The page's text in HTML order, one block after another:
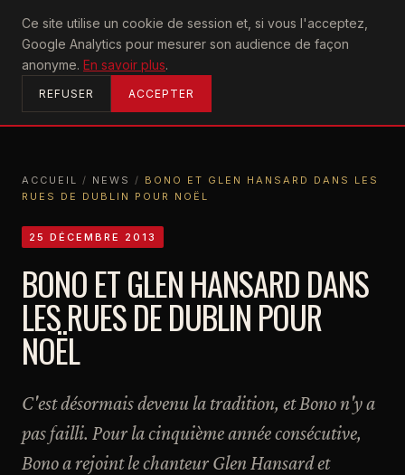
Ce site utilise un cookie de session et, si vous l'acceptez,
Google Analytics pour mesurer son audience de façon
anonyme. En savoir plus.
REFUSER ACCEPTER
U2achtung
ACCUEIL
ACCUEIL / NEWS / BONO ET GLEN HANSARD DANS LES
RUES DE DUBLIN POUR NOËL
25 DÉCEMBRE 2013
BONO ET GLEN HANSARD DANS
LES RUES DE DUBLIN POUR
NOËL
C'est désormais devenu la tradition, et Bono n'y a
pas failli. Pour la cinquième année consécutive,
Bono a rejoint le chanteur Glen Hansard et